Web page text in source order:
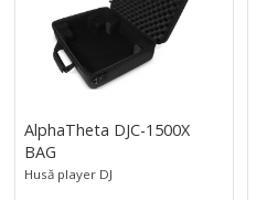
BAG">
AlphaTheta DJC-1500X
BAG
Husă player DJ